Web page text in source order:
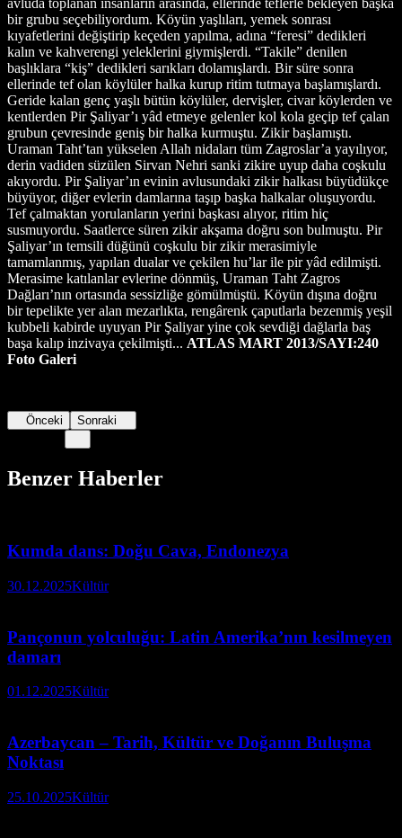
ATLAS MART 2013/SAYI:240
Foto Galeri
Önceki Sonraki
Benzer Haberler
Kumda dans: Doğu Cava, Endonezya
30.12.2025Kültür
Pançonun yolculuğu: Latin Amerika’nın kesilmeyen
damarı
01.12.2025Kültür
Azerbaycan – Tarih, Kültür ve Doğanın Buluşma
Noktası
25.10.2025Kültür